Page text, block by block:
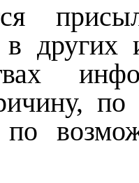
в
по